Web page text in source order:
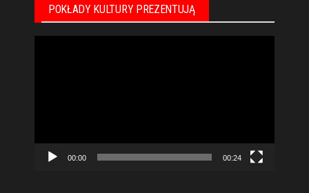
POKŁADY KULTURY PREZENTUJĄ
00:00 00:24